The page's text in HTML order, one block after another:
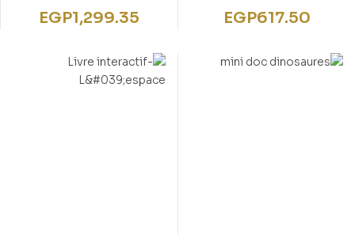
dinosaures
EGP617.50
découvre les pirates
EGP1,299.35